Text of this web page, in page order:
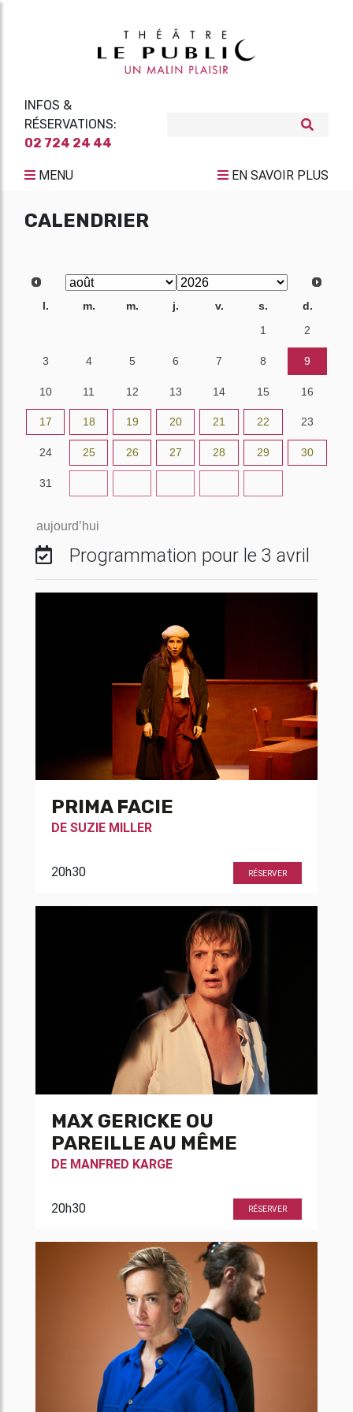
INFOS &
RÉSERVATIONS:
02 724 24 44
MENU EN SAVOIR PLUS
CALENDRIER
l. m. m. j. v. s.
d.
1 2
3 4 5 6 7 8 9
10 11 12 13 14 15 16
17 18 19 20 21 22 23
24 25 26 27 28 29 30
31
aujourd’hui
Programmation pour le 3 avril
PRIMA FACIE
DE SUZIE MILLER
20h30 RÉSERVER
MAX GERICKE OU
PAREILLE AU MÊME
DE MANFRED KARGE
20h30 RÉSERVER